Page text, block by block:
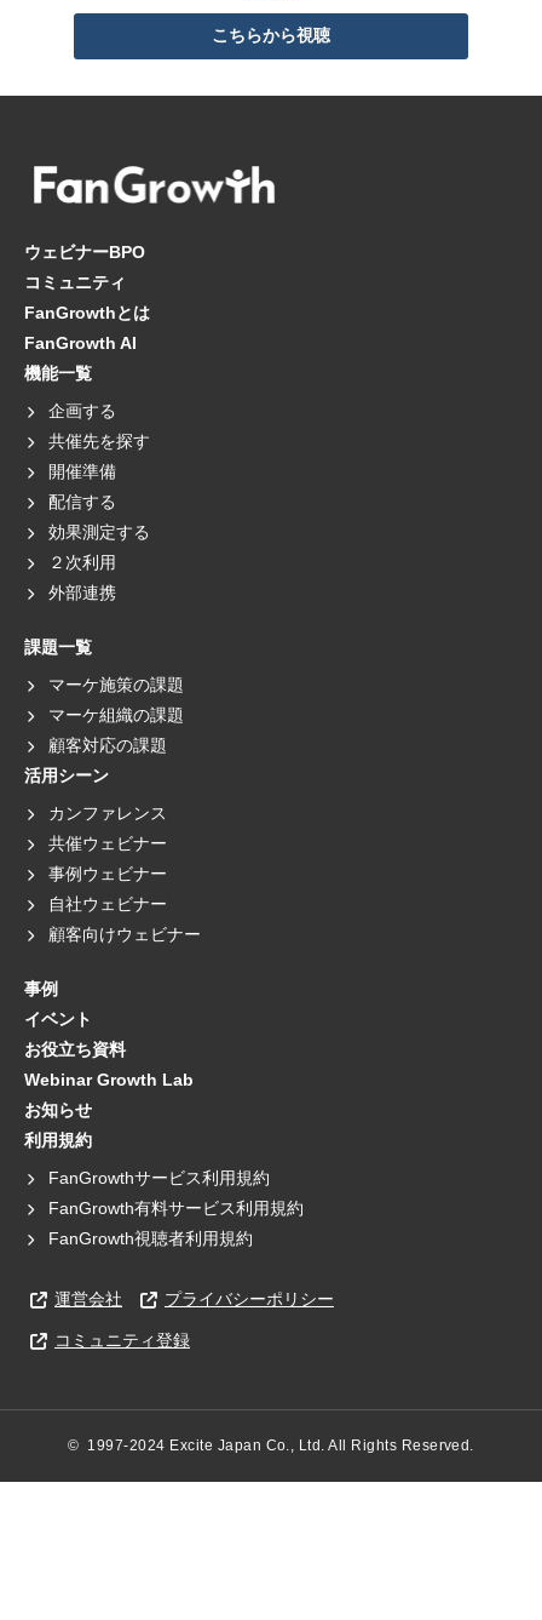
こちらから視聴
ウェビナーBPO
コミュニティ
FanGrowthとは
FanGrowth AI
機能一覧
企画する
共催先を探す
開催準備
配信する
効果測定する
２次利用
外部連携
課題一覧
マーケ施策の課題
マーケ組織の課題
顧客対応の課題
活用シーン
カンファレンス
共催ウェビナー
事例ウェビナー
自社ウェビナー
顧客向けウェビナー
事例
イベント
お役立ち資料
Webinar Growth Lab
お知らせ
利用規約
FanGrowthサービス利用規約
FanGrowth有料サービス利用規約
FanGrowth視聴者利用規約
運営会社 プライバシーポリシー
コミュニティ登録
©  1997-2024 Excite Japan Co., Ltd. All Rights Reserved.